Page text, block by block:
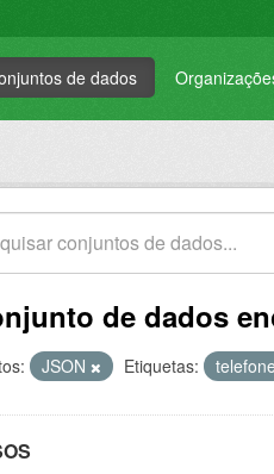
de dados
de dados
JSON Etiquetas: telefone